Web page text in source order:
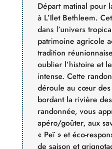
Départ matinal pour
à L’Ilet Bethleem.
dans l’univers
patrimoine agricole
tradition
oublier l’histoire et
intense. Cette
déroule au cœur
bordant la rivière
randonnée, vous
apéro/goûter, aux
« Peï » et éco-
de saison et